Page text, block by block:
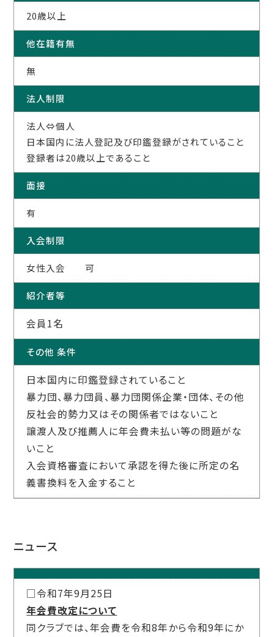
20歳以上
他在籍有無
無
法人制限
法人⇔個人
日本国内に法人登記及び印鑑登録がされていること
登録者は20歳以上であること
面接
有
入会制限
女性入会 可
紹介者等
会員1名
その他 条件
日本国内に印鑑登録されていること
暴力団、暴力団員、暴力団関係企業・団体、その他
反社会的勢力又はその関係者ではないこと
譲渡人及び推薦人に年会費未払い等の問題がな
いこと
入会資格審査において承認を得た後に所定の名
義書換料を入金すること
ニュース
□令和7年9月25日
年会費改定について
同クラブでは、年会費を令和8年から令和9年にか